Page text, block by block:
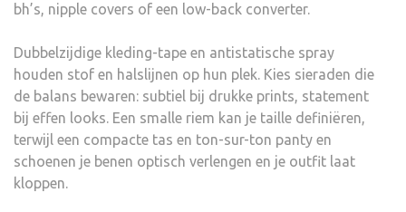
bh’s, nipple covers of een low-back converter.
Dubbelzijdige kleding-tape en antistatische spray
houden stof en halslijnen op hun plek. Kies sieraden die
de balans bewaren: subtiel bij drukke prints, statement
bij effen looks. Een smalle riem kan je taille definiëren,
terwijl een compacte tas en ton-sur-ton panty en
schoenen je benen optisch verlengen en je outfit laat
kloppen.